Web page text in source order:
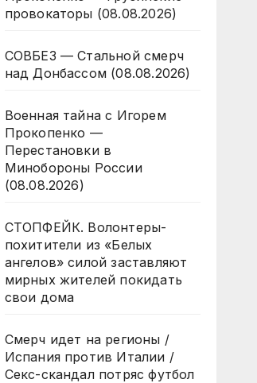
провокаторы (08.08.2026)
СОВБЕЗ — Стальной смерч
над Донбассом (08.08.2026)
Военная тайна с Игорем
Прокопенко —
Перестановки в
Минобороны России
(08.08.2026)
СТОПФЕЙК. Волонтеры-
похитители из «Белых
ангелов» силой заставляют
мирных жителей покидать
свои дома
Смерч идет на регионы /
Испания против Италии /
Секс-скандал потряс футбол